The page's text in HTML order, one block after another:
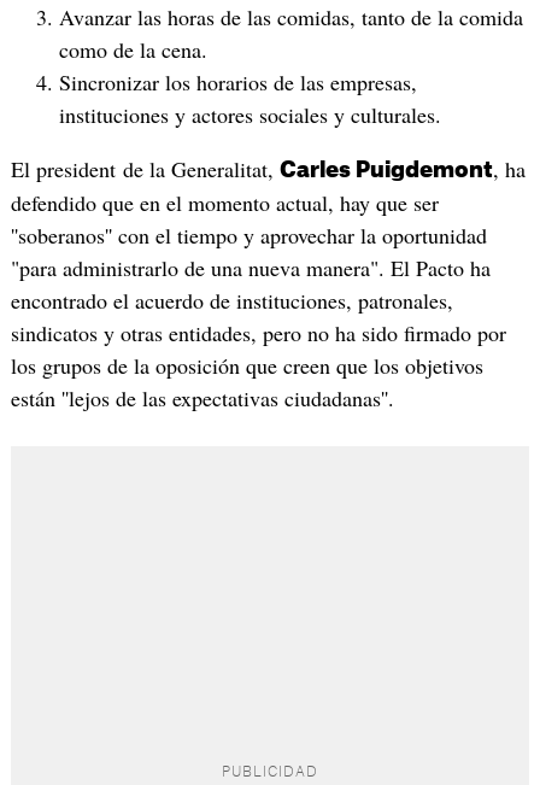
Avanzar las horas de las comidas, tanto de la comida
como de la cena.
Sincronizar los horarios de las empresas,
instituciones y actores sociales y culturales.
El president de la Generalitat, Carles Puigdemont, ha
defendido que en el momento actual, hay que ser
''soberanos'' con el tiempo y aprovechar la oportunidad
"para administrarlo de una nueva manera". El Pacto ha
encontrado el acuerdo de instituciones, patronales,
sindicatos y otras entidades, pero no ha sido firmado por
los grupos de la oposición que creen que los objetivos
están ''lejos de las expectativas ciudadanas''.